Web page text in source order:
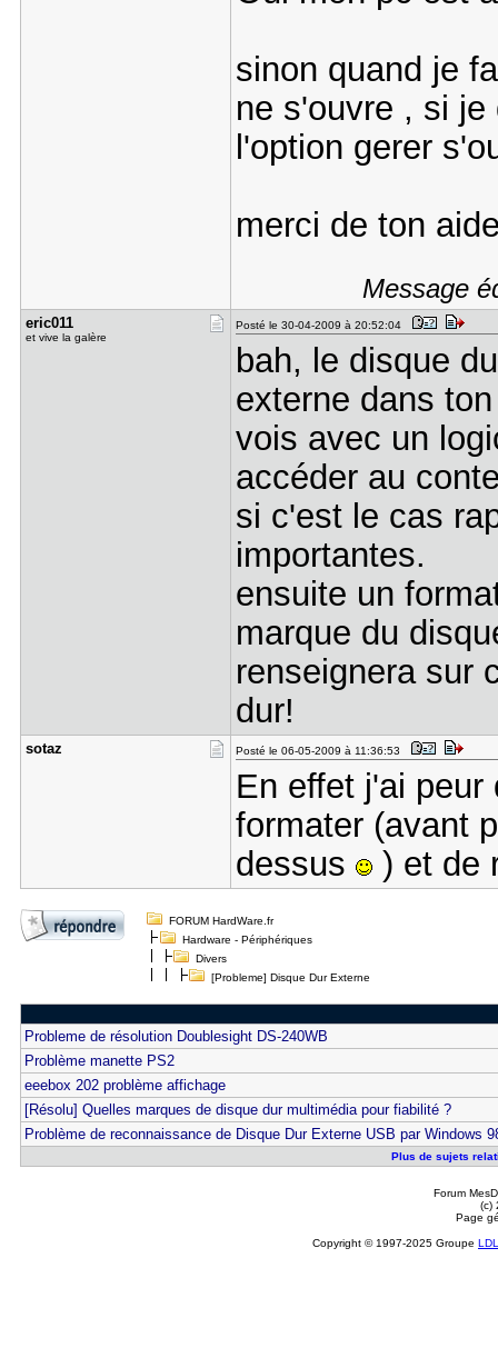
sinon quand je
ne s'ouvre , si
l'option gerer
merci de ton
Message
eric011
et vive la galère
Posté le 30-04-2009 à 20:52:04
bah, le disque
externe dans
vois avec un
accéder au
si c'est le cas
importantes.
ensuite un
marque du
renseignera sur
dur!
sotaz Posté le 06-05-2009 à 11:36:53
En effet j'ai
formater (avant
dessus
) et de
FORUM HardWare.fr
Hardware - Périphériques
Divers
[Probleme] Disque Dur Externe
Probleme de résolution Doublesight DS-240WB
Problème manette PS2
eeebox 202 problème affichage
[Résolu] Quelles marques de disque dur multimédia pour fiabilité ?
Problème de reconnaissance de Disque Dur Externe USB par Windows
Plus de sujets
Forum
(c)
Page
Copyright © 1997-2025 Groupe